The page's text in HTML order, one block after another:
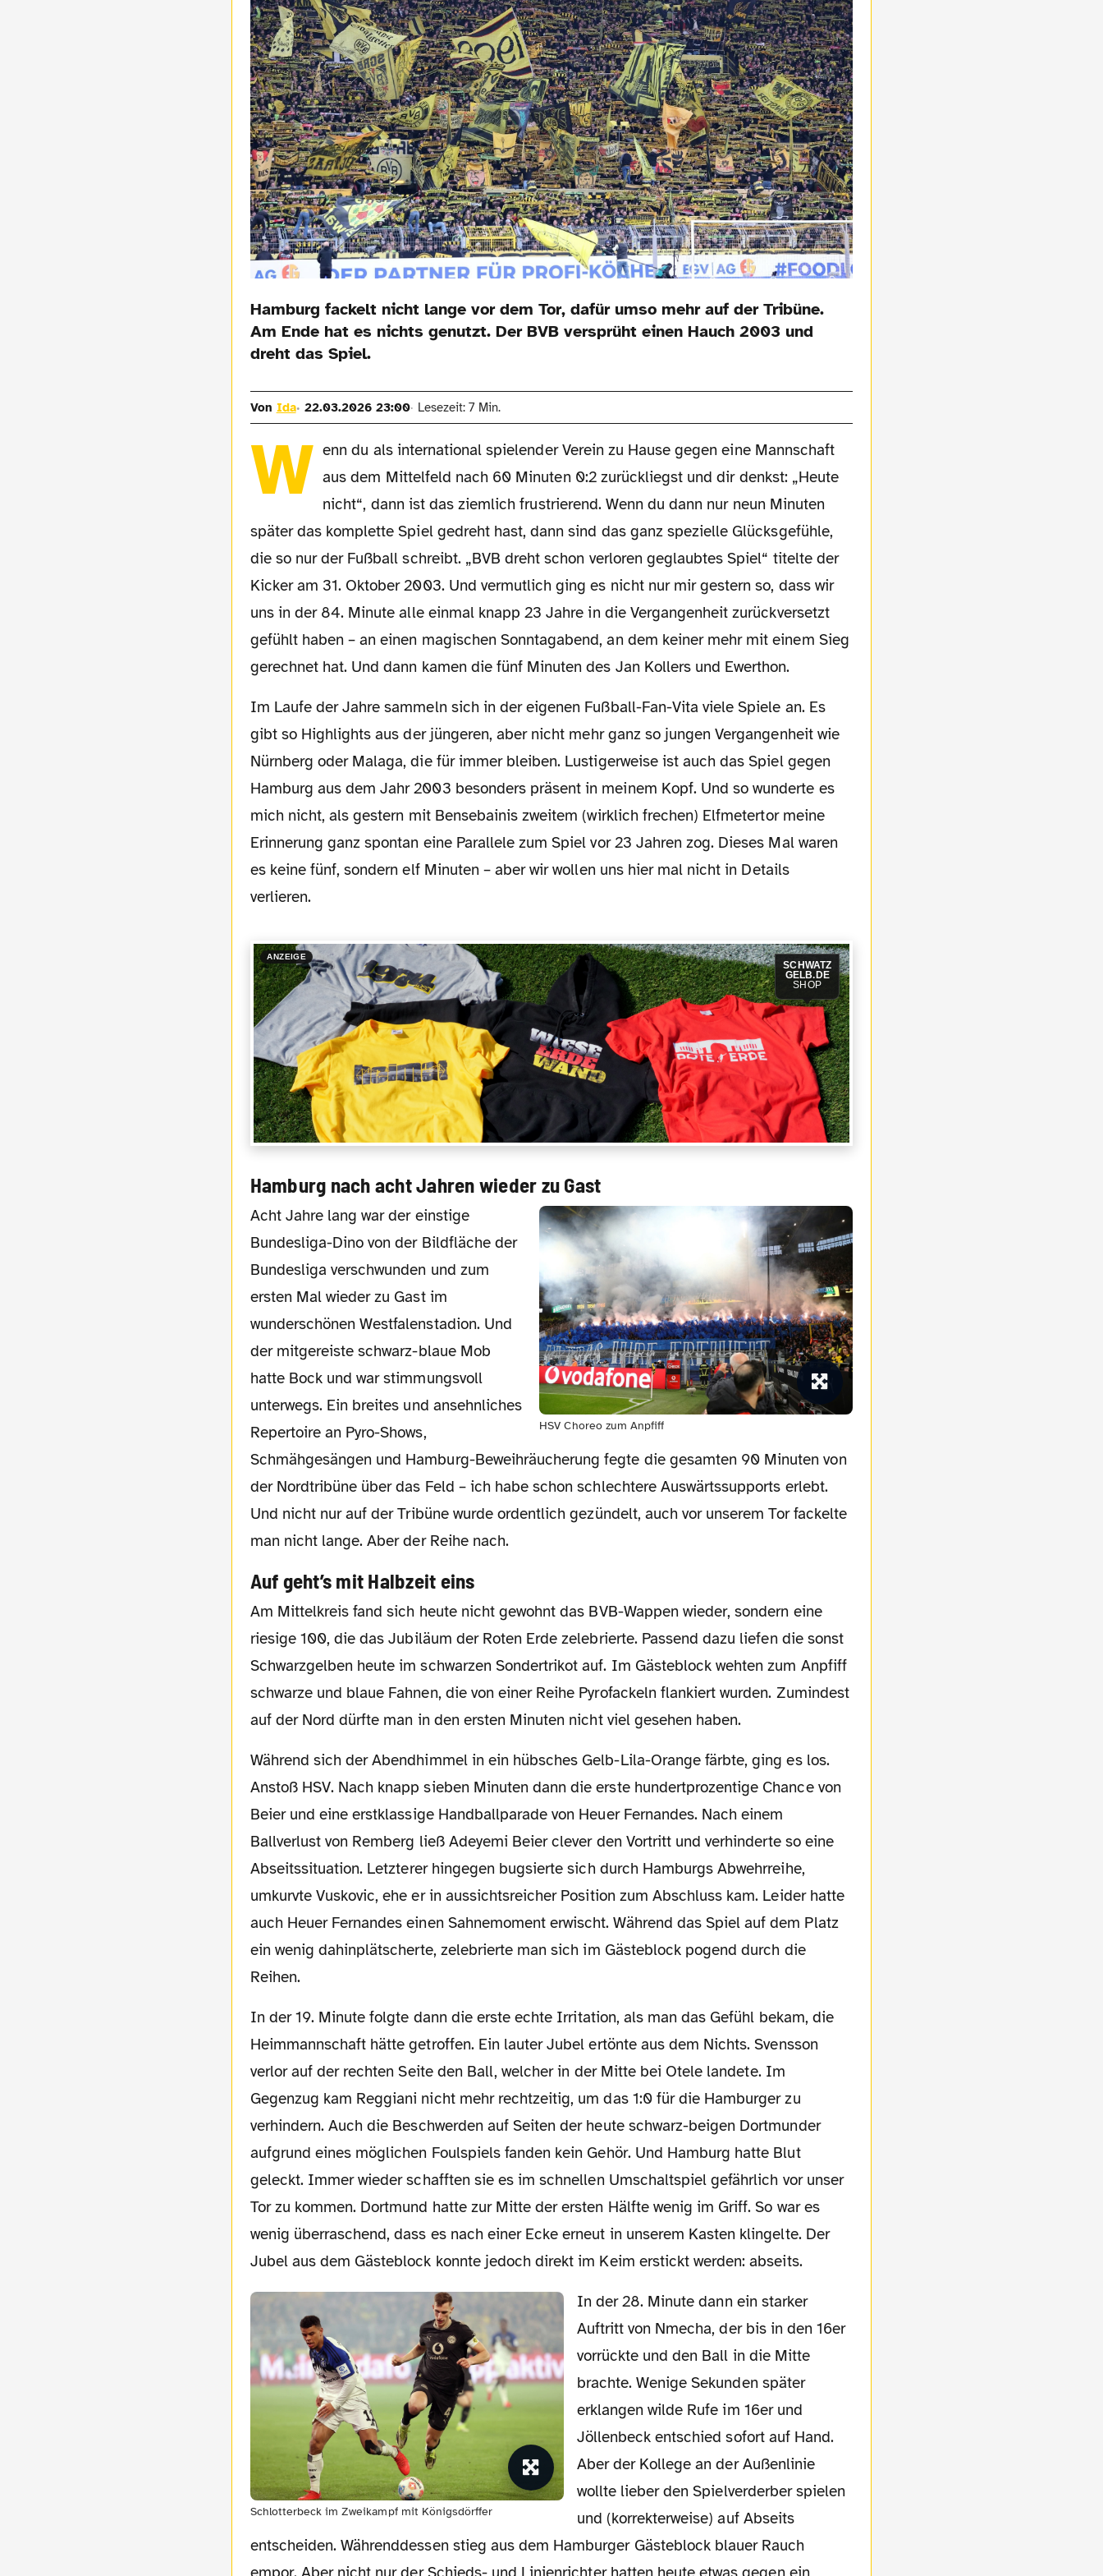
Hamburg fackelt nicht lange vor dem Tor, dafür umso mehr auf der Tribüne.
Am Ende hat es nichts genutzt. Der BVB versprüht einen Hauch 2003 und
dreht das Spiel.
Von Ida 22.03.2026 23:00 Lesezeit: 7 Min.
W enn du als international spielender Verein zu Hause gegen eine Mannschaft
aus dem Mittelfeld nach 60 Minuten 0:2 zurückliegst und dir denkst: „Heute
nicht“, dann ist das ziemlich frustrierend. Wenn du dann nur neun Minuten
später das komplette Spiel gedreht hast, dann sind das ganz spezielle Glücksgefühle,
die so nur der Fußball schreibt. „BVB dreht schon verloren geglaubtes Spiel“ titelte der
Kicker am 31. Oktober 2003. Und vermutlich ging es nicht nur mir gestern so, dass wir
uns in der 84. Minute alle einmal knapp 23 Jahre in die Vergangenheit zurückversetzt
gefühlt haben – an einen magischen Sonntagabend, an dem keiner mehr mit einem Sieg
gerechnet hat. Und dann kamen die fünf Minuten des Jan Kollers und Ewerthon.
Im Laufe der Jahre sammeln sich in der eigenen Fußball-Fan-Vita viele Spiele an. Es
gibt so Highlights aus der jüngeren, aber nicht mehr ganz so jungen Vergangenheit wie
Nürnberg oder Malaga, die für immer bleiben. Lustigerweise ist auch das Spiel gegen
Hamburg aus dem Jahr 2003 besonders präsent in meinem Kopf. Und so wunderte es
mich nicht, als gestern mit Bensebainis zweitem (wirklich frechen) Elfmetertor meine
Erinnerung ganz spontan eine Parallele zum Spiel vor 23 Jahren zog. Dieses Mal waren
es keine fünf, sondern elf Minuten – aber wir wollen uns hier mal nicht in Details
verlieren.
ANZEIGE
SCHWATZ
GELB.DE
SHOP
Hamburg nach acht Jahren wieder zu Gast
HSV Choreo zum Anpfiff
Acht Jahre lang war der einstige
Bundesliga-Dino von der Bildfläche der
Bundesliga verschwunden und zum
ersten Mal wieder zu Gast im
wunderschönen Westfalenstadion. Und
der mitgereiste schwarz-blaue Mob
hatte Bock und war stimmungsvoll
unterwegs. Ein breites und ansehnliches
Repertoire an Pyro-Shows,
Schmähgesängen und Hamburg-Beweihräucherung fegte die gesamten 90 Minuten von
der Nordtribüne über das Feld – ich habe schon schlechtere Auswärtssupports erlebt.
Und nicht nur auf der Tribüne wurde ordentlich gezündelt, auch vor unserem Tor fackelte
man nicht lange. Aber der Reihe nach.
Auf geht’s mit Halbzeit eins
Am Mittelkreis fand sich heute nicht gewohnt das BVB-Wappen wieder, sondern eine
riesige 100, die das Jubiläum der Roten Erde zelebrierte. Passend dazu liefen die sonst
Schwarzgelben heute im schwarzen Sondertrikot auf. Im Gästeblock wehten zum Anpfiff
schwarze und blaue Fahnen, die von einer Reihe Pyrofackeln flankiert wurden. Zumindest
auf der Nord dürfte man in den ersten Minuten nicht viel gesehen haben.
Während sich der Abendhimmel in ein hübsches Gelb-Lila-Orange färbte, ging es los.
Anstoß HSV. Nach knapp sieben Minuten dann die erste hundertprozentige Chance von
Beier und eine erstklassige Handballparade von Heuer Fernandes. Nach einem
Ballverlust von Remberg ließ Adeyemi Beier clever den Vortritt und verhinderte so eine
Abseitssituation. Letzterer hingegen bugsierte sich durch Hamburgs Abwehrreihe,
umkurvte Vuskovic, ehe er in aussichtsreicher Position zum Abschluss kam. Leider hatte
auch Heuer Fernandes einen Sahnemoment erwischt. Während das Spiel auf dem Platz
ein wenig dahinplätscherte, zelebrierte man sich im Gästeblock pogend durch die
Reihen.
In der 19. Minute folgte dann die erste echte Irritation, als man das Gefühl bekam, die
Heimmannschaft hätte getroffen. Ein lauter Jubel ertönte aus dem Nichts. Svensson
verlor auf der rechten Seite den Ball, welcher in der Mitte bei Otele landete. Im
Gegenzug kam Reggiani nicht mehr rechtzeitig, um das 1:0 für die Hamburger zu
verhindern. Auch die Beschwerden auf Seiten der heute schwarz-beigen Dortmunder
aufgrund eines möglichen Foulspiels fanden kein Gehör. Und Hamburg hatte Blut
geleckt. Immer wieder schafften sie es im schnellen Umschaltspiel gefährlich vor unser
Tor zu kommen. Dortmund hatte zur Mitte der ersten Hälfte wenig im Griff. So war es
wenig überraschend, dass es nach einer Ecke erneut in unserem Kasten klingelte. Der
Jubel aus dem Gästeblock konnte jedoch direkt im Keim erstickt werden: abseits.
Schlotterbeck im Zweikampf mit Königsdörffer
In der 28. Minute dann ein starker
Auftritt von Nmecha, der bis in den 16er
vorrückte und den Ball in die Mitte
brachte. Wenige Sekunden später
erklangen wilde Rufe im 16er und
Jöllenbeck entschied sofort auf Hand.
Aber der Kollege an der Außenlinie
wollte lieber den Spielverderber spielen
und (korrekterweise) auf Abseits
entscheiden. Währenddessen stieg aus dem Hamburger Gästeblock blauer Rauch